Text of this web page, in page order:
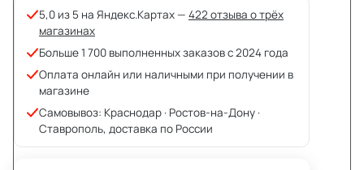
5,0 из 5 на Яндекс.Картах — 422 отзыва о трёх
магазинах
Больше 1 700 выполненных заказов с 2024 года
Оплата онлайн или наличными при получении в
магазине
Самовывоз: Краснодар · Ростов-на-Дону ·
Ставрополь, доставка по России